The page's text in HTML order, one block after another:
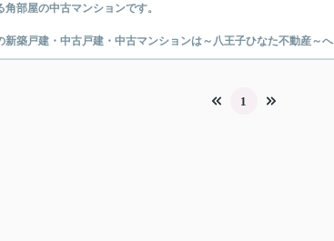
部屋の中古マンションです。
新築戸建・中古戸建・中古マンションは～八王子ひなた不動産～へ
1